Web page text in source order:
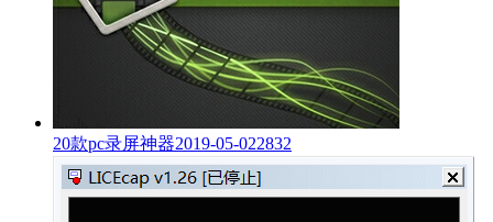
20款pc录屏神器2019-05-022832